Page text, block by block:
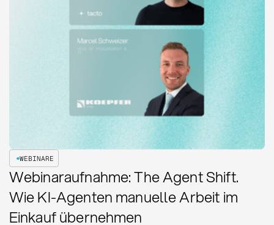
WEBINARE
Webinaraufnahme: The Agent Shift.
Wie KI-Agenten manuelle Arbeit im
Einkauf übernehmen